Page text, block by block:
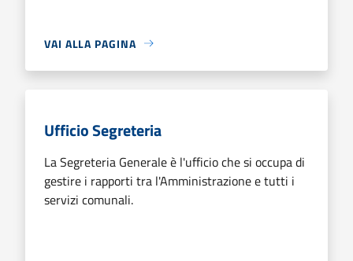
VAI ALLA PAGINA
Ufficio Segreteria
La Segreteria Generale è l'ufficio che si occupa di
gestire i rapporti tra l'Amministrazione e tutti i
servizi comunali.